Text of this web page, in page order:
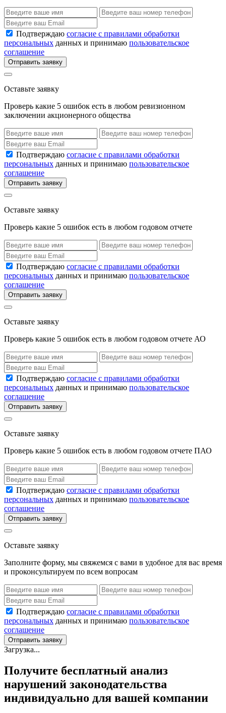
Подтверждаю согласие с правилами обработки
персональных данных и принимаю пользовательское
соглашение
Отправить заявку
Оставьте заявку
Проверь какие 5 ошибок есть в любом ревизионном
заключении акционерного общества
Подтверждаю согласие с правилами обработки
персональных данных и принимаю пользовательское
соглашение
Отправить заявку
Оставьте заявку
Проверь какие 5 ошибок есть в любом годовом отчете
Подтверждаю согласие с правилами обработки
персональных данных и принимаю пользовательское
соглашение
Отправить заявку
Оставьте заявку
Проверь какие 5 ошибок есть в любом годовом отчете АО
Подтверждаю согласие с правилами обработки
персональных данных и принимаю пользовательское
соглашение
Отправить заявку
Оставьте заявку
Проверь какие 5 ошибок есть в любом годовом отчете ПАО
Подтверждаю согласие с правилами обработки
персональных данных и принимаю пользовательское
соглашение
Отправить заявку
Оставьте заявку
Заполните форму, мы свяжемся с вами в удобное для вас время
и проконсультируем по всем вопросам
Подтверждаю согласие с правилами обработки
персональных данных и принимаю пользовательское
соглашение
Отправить заявку
Загрузка...
Получите бесплатный анализ
нарушений законодательства
индивидуально для вашей компании